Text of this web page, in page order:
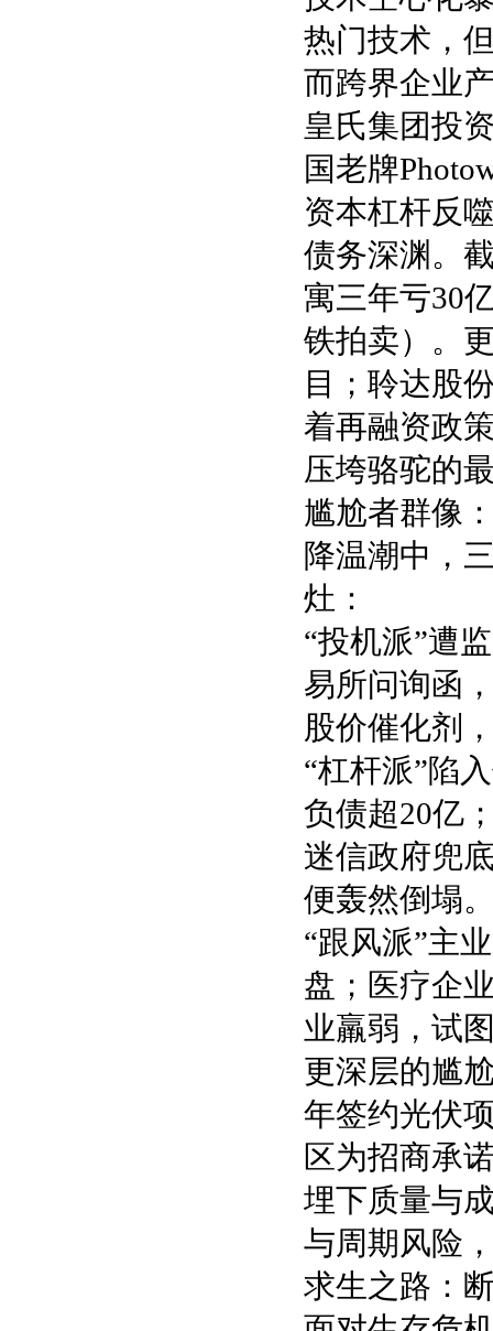
热门技术，
而跨界企业
皇氏集团投
国老牌
资本杠杆反
债务深渊。
寓三年亏30
铁拍卖）。
目；聆达股
着再融资政
压垮骆驼的
尴尬者群像
降温潮中，
灶：
“投机派”遭
易所问询函
股价催化剂
“杠杆派”陷
负债超20亿
迷信政府兜
便轰然倒塌
“跟风派”主
盘；医疗企
业羸弱，试
更深层的尴
年签约光伏
区为招商承
埋下质量与
与周期风险
求生之路：